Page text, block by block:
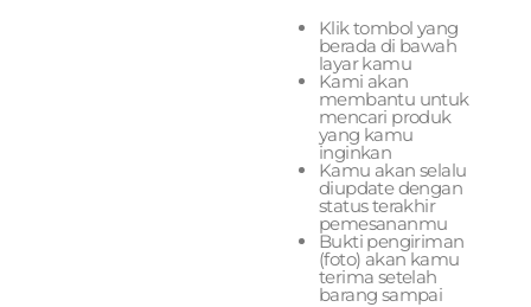
Klik tombol yang
berada di bawah
layar kamu
Kami akan
membantu untuk
mencari produk
yang kamu
inginkan
Kamu akan selalu
diupdate dengan
status terakhir
pemesananmu
Bukti pengiriman
(foto) akan kamu
terima setelah
barang sampai